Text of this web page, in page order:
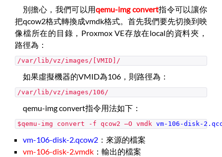
別擔心，我們可以用qemu-img convert指令可以讓你
把qcow2格式轉換成vmdk格式。首先我們要先切換到映
像檔所在的目錄，Proxmox VE存放在local的資料夾，
路徑為：
/var/lib/vz/images/[VMID]/
如果虛擬機器的VMID為106，則路徑為：
/var/lib/vz/images/106/
qemu-img convert指令用法如下：
$qemu-img convert -f qcow2 –O vmdk vm-106-disk-
vm-106-disk-2.qcow2 ：來源的檔案
vm-106-disk-2.vmdk ：輸出的檔案